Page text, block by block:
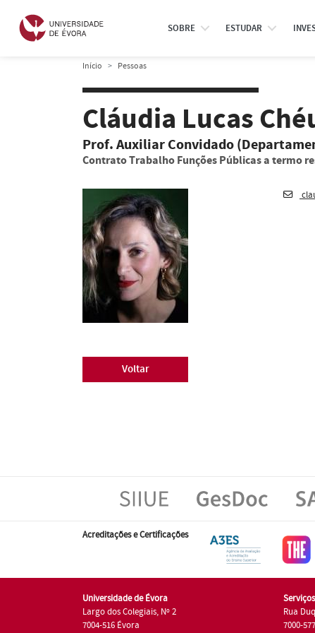
SOBRE ESTUDAR
Início Pessoas
Cláudia Lucas
Prof. Auxiliar Convidado
Contrato Trabalho Funções Públicas a termo
Voltar
Acreditações e Certificações
Universidade de Évora
Largo dos Colegiais, Nº 2
7004-516 Évora
Rua
7000-